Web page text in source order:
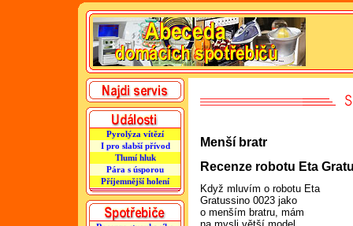
Pyrolýza vítězí
I pro slabší přívod
Tlumí hluk
Pára s úsporou
Příjemnější holení
Menší bratr
Recenze robotu Eta
Když mluvím o robotu Eta
Gratussino 0023 jako
o menším bratru, mám